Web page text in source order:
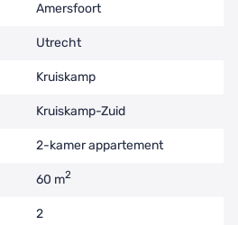
Amersfoort
Utrecht
Kruiskamp
Kruiskamp-Zuid
2-kamer appartement
60 m2
2